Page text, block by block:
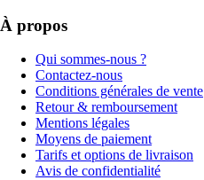
À propos
Qui sommes-nous ?
Contactez-nous
Conditions générales de vente
Retour & remboursement
Mentions légales
Moyens de paiement
Tarifs et options de livraison
Avis de confidentialité